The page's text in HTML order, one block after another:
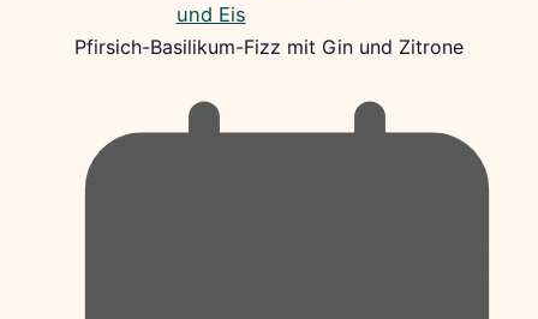
Pfirsich-Basilikum-Fizz mit Gin und Zitrone